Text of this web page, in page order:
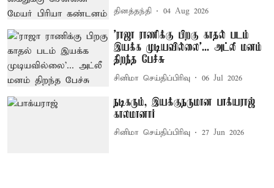
தினத்தந்தி 04 Aug 2026
'ராஜா ராணிக்கு பிறகு காதல் படம்
இயக்க முடியவில்லை'... அட்லீ மனம்
திறந்த பேச்சு
சினிமா செய்திப்பிரிவு 06 Jul 2026
நடிகரும், இயக்குநருமான பாக்யராஜ்
காலமானார்
சினிமா செய்திப்பிரிவு 27 Jun 2026